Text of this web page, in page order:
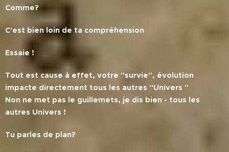
Comme?
C'est bien loin de ta compréhension
Essaie !
Tout est cause à effet, votre ''survie'', évolution
impacte directement tous les autres ''Univers ''
Non ne met pas le guillemets, je dis bien - tous les
autres Univers !
Tu parles de plan?